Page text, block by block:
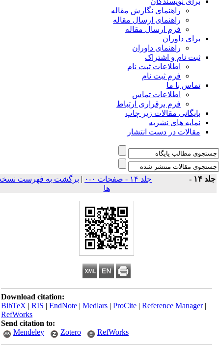
راهنمای نگارش مقاله
راهنمای ارسال مقاله
فرم ارسال مقاله
برای داوران
راهنمای داوران
ثبت نام و اشتراک
اطلاعات ثبت نام
فرم ثبت نام
تماس با ما
اطلاعات تماس
فرم برقراری ارتباط
بایگانی مقالات زیر چاپ
نمایه های نشریه
مقالات در دست انتشار
۱۴ - جلد ۱۴ - صفحات ۰-۰ | برگشت به فهرست نسخه
ها
Download citation:
BibTeX|RIS|EndNote|Medlars|ProCite|Reference Manager
RefWorks
Send citation to:
Mendeley
Zotero RefWorks